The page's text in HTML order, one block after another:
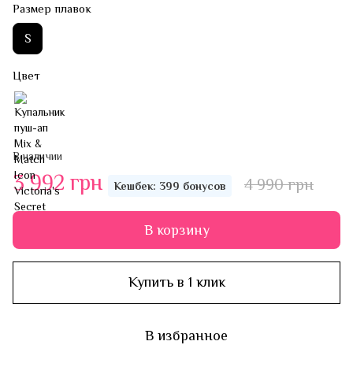
Размер плавок
S
Цвет
В наличии
3 992 грн Кешбек: 399 бонусов 4 990 грн
В корзину
Купить в 1 клик
В избранное